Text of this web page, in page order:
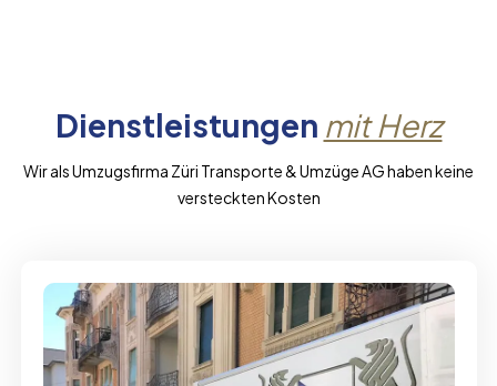
Dienstleistungen mit Herz
Wir als Umzugsfirma Züri Transporte & Umzüge AG haben keine
versteckten Kosten